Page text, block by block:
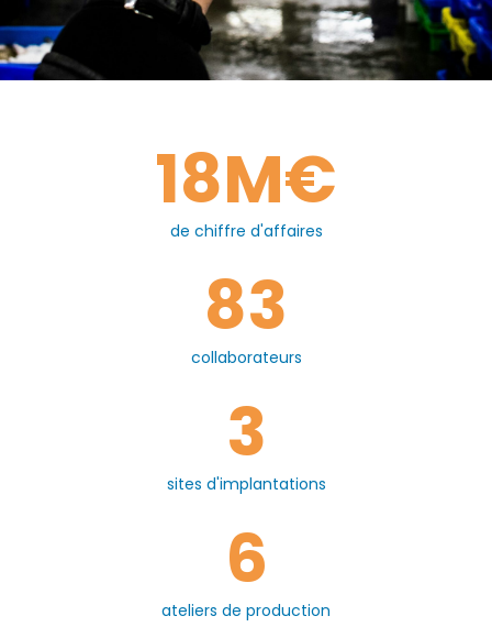
de chiffre d'affaires
18M€
collaborateurs
83
sites d'implantations
3
ateliers de production
6